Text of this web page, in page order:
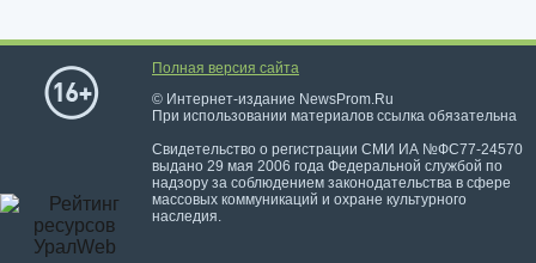
Полная версия сайта
© Интернет-издание NewsProm.Ru
При использовании материалов ссылка обязательна
Свидетельство о регистрации СМИ ИА №ФС77-24570
выдано 29 мая 2006 года Федеральной службой по
надзору за соблюдением законодательства в сфере
массовых коммуникаций и охране культурного
наследия.